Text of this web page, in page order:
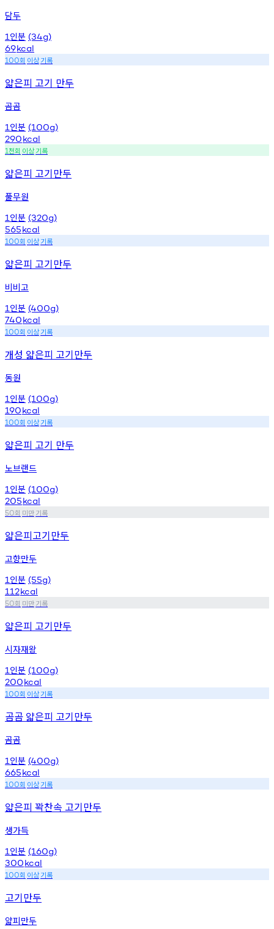
담두
1 인분 (34g)
69kcal
100회 이상기록
얇은피 고기 만두
곰곰
1 인분 (100g)
290kcal
1천회 이상기록
얇은피 고기만두
풀무원
1 인분 (320g)
565kcal
100회 이상기록
얇은피 고기만두
비비고
1 인분 (400g)
740kcal
100회 이상기록
개성 얇은피 고기만두
동원
1 인분 (100g)
190kcal
100회 이상기록
얇은피 고기 만두
노브랜드
1 인분 (100g)
205kcal
50회 미만기록
얇은피고기만두
고향만두
1 인분 (55g)
112kcal
50회 미만기록
얇은피 고기만두
시자재왕
1 인분 (100g)
200kcal
100회 이상기록
곰곰 얇은피 고기만두
곰곰
1 인분 (400g)
665kcal
100회 이상기록
얇은피 꽉찬속 고기만두
생가득
1 인분 (160g)
300kcal
100회 이상기록
고기만두
얇피만두